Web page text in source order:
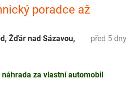
poradce až
před 5 dny
Žďár nad Sázavou,
za vlastní automobil